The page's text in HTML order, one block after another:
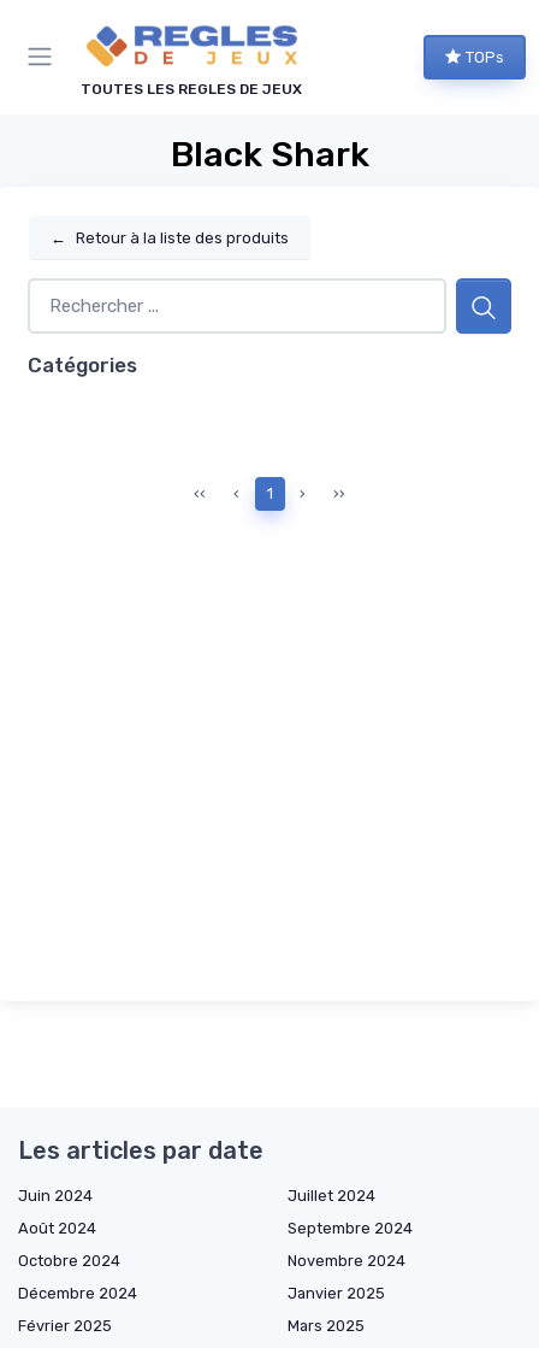
TOUTES LES REGLES DE JEUX
TOPs
Black Shark
← Retour à la liste des produits
Catégories
‹‹ ‹ 1 › ››
Les articles par date
Juin 2024
Juillet 2024
Août 2024
Septembre 2024
Octobre 2024
Novembre 2024
Décembre 2024
Janvier 2025
Février 2025
Mars 2025